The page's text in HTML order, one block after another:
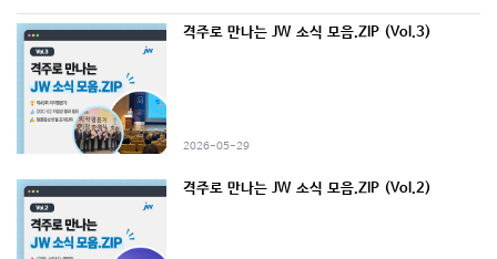
격주로 만나는 JW 소식 모음.ZIP (Vol.3)
2026-05-29
격주로 만나는 JW 소식 모음.ZIP (Vol.2)